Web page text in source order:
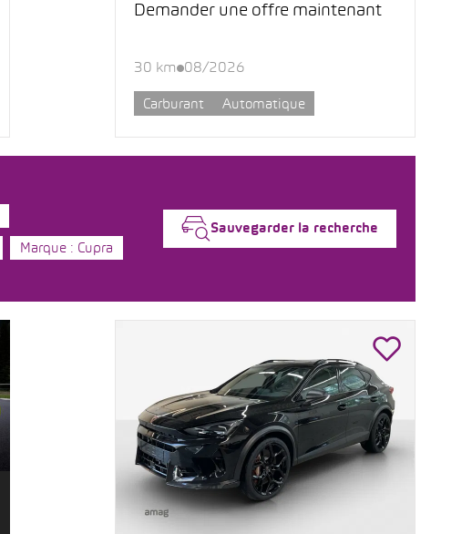
Marque : Cupra
Sauvegarder la recherche
Demander une offre maintenant
30 km 08/2026
Carburant Automatique